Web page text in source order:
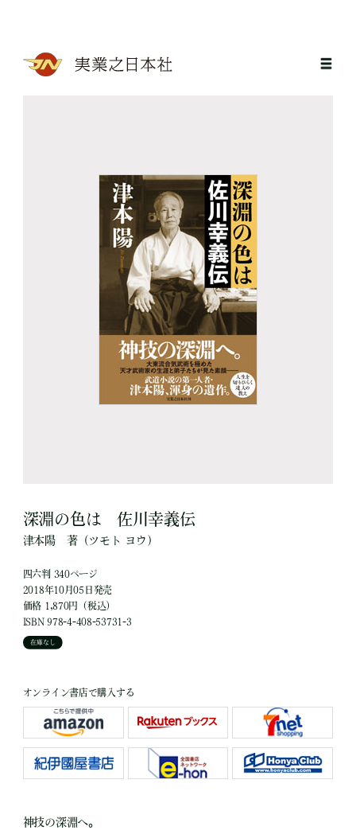
深淵の色は 佐川幸義伝
津本陽 著（ツモト ヨウ）
四六判 340ページ
2018年10月05日発売
価格 1,870円（税込）
ISBN 978-4-408-53731-3
在庫なし
オンライン書店で購入する
神技の深淵へ。